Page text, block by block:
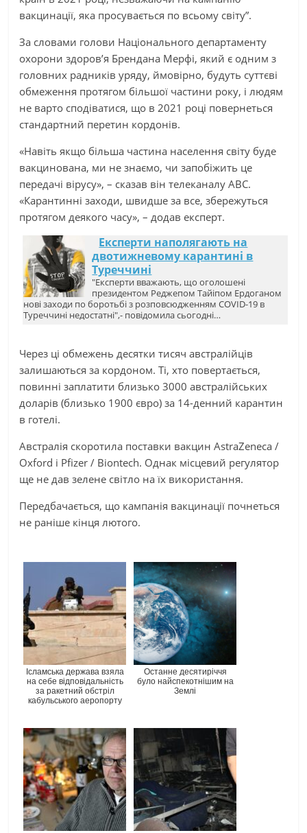
вакцинації, яка просувається по всьому світу”.
За словами голови Національного департаменту
охорони здоров’я Брендана Мерфі, який є одним з
головних радників уряду, ймовірно, будуть суттєві
обмеження протягом більшої частини року, і людям
не варто сподіватися, що в 2021 році повернеться
стандартний перетин кордонів.
«Навіть якщо більша частина населення світу буде
вакцинована, ми не знаємо, чи запобіжить це
передачі вірусу», – сказав він телеканалу ABC.
«Карантинні заходи, швидше за все, збережуться
протягом деякого часу», – додав експерт.
Експерти наполягають на
двотижневому карантині в
Туреччині
"Експерти вважають, що оголошені
президентом Реджепом Тайіпом Ердоганом
нові заходи по боротьбі з розповсюдженням COVID-19 в
Туреччині недостатні",- повідомила сьогодні…
Через ці обмежень десятки тисяч австралійців
залишаються за кордоном. Ті, хто повертається,
повинні заплатити близько 3000 австралійських
доларів (близько 1900 євро) за 14-денний карантин
в готелі.
Австралія скоротила поставки вакцин AstraZeneca /
Oxford і Pfizer / Biontech. Однак місцевий регулятор
ще не дав зелене світло на їх використання.
Передбачається, що кампанія вакцинації почнеться
не раніше кінця лютого.
Ісламська держава взяла
на себе відповідальність
за ракетний обстріл
кабульського аеропорту
Останне десятиріччя
було найспекотнішим на
Землі